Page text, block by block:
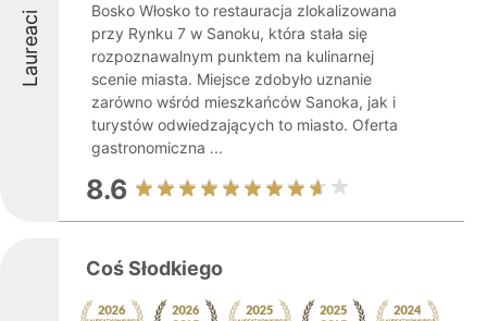
Laureaci
Bosko Włosko to restauracja zlokalizowana
przy Rynku 7 w Sanoku, która stała się
rozpoznawalnym punktem na kulinarnej
scenie miasta. Miejsce zdobyło uznanie
zarówno wśród mieszkańców Sanoka, jak i
turystów odwiedzających to miasto. Oferta
gastronomiczna ...
8.6
Coś Słodkiego